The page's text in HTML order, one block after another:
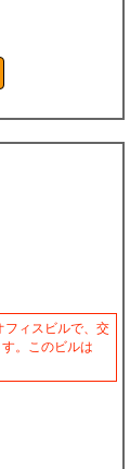
フィスビルで、交
。このビルは